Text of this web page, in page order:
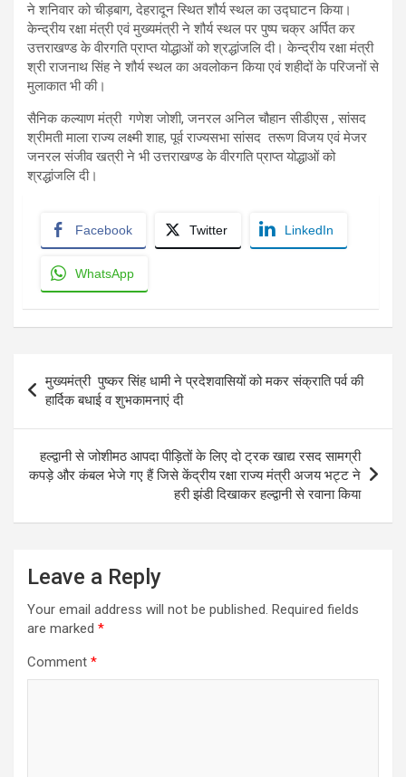
ने शनिवार को चीड़बाग, देहरादून स्थित शौर्य स्थल का उद्घाटन किया।
केन्द्रीय रक्षा मंत्री एवं मुख्यमंत्री ने शौर्य स्थल पर पुष्प चक्र अर्पित कर
उत्तराखण्ड के वीरगति प्राप्त योद्धाओं को श्रद्धांजलि दी। केन्द्रीय रक्षा मंत्री
श्री राजनाथ सिंह ने शौर्य स्थल का अवलोकन किया एवं शहीदों के परिजनों से
मुलाकात भी की।
सैनिक कल्याण मंत्री गणेश जोशी, जनरल अनिल चौहान सीडीएस , सांसद
श्रीमती माला राज्य लक्ष्मी शाह, पूर्व राज्यसभा सांसद तरूण विजय एवं मेजर
जनरल संजीव खत्री ने भी उत्तराखण्ड के वीरगति प्राप्त योद्धाओं को
श्रद्धांजलि दी।
Facebook Twitter LinkedIn
WhatsApp
navigation
मुख्यमंत्री पुष्कर सिंह धामी ने प्रदेशवासियों को मकर संक्राति पर्व की
हार्दिक बधाई व शुभकामनाएं दी
हल्द्वानी से जोशीमठ आपदा पीड़ितों के लिए दो ट्रक खाद्य रसद सामग्री
कपड़े और कंबल भेजे गए हैं जिसे केंद्रीय रक्षा राज्य मंत्री अजय भट्ट ने
हरी झंडी दिखाकर हल्द्वानी से रवाना किया
Leave a Reply
Your email address will not be published. Required fields
are marked *
Comment *